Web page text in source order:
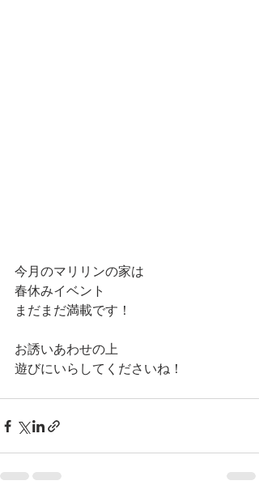
今月のマリリンの家は
春休みイベント
まだまだ満載です！
お誘いあわせの上
遊びにいらしてくださいね！